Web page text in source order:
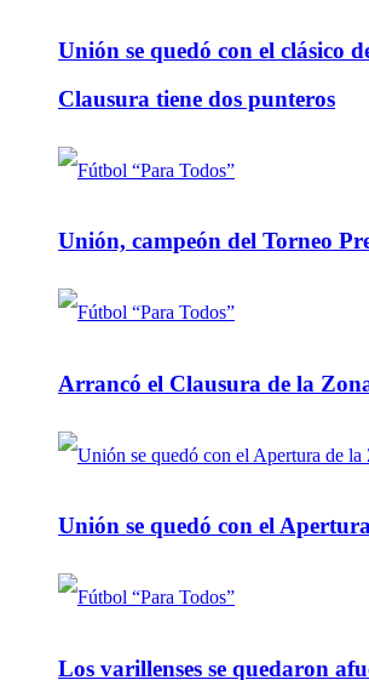
Unión se quedó con el clásico
Clausura tiene dos punteros
Unión, campeón del Torneo
Arrancó el Clausura de la
Unión se quedó con el
Los varillenses se quedaron